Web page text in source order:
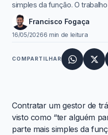
simples da função. O
Francisco Fogaça
16/05/20266 min de leitura
COMPARTILHAR
Contratar um gestor de
visto como “ter alguém
parte mais simples da